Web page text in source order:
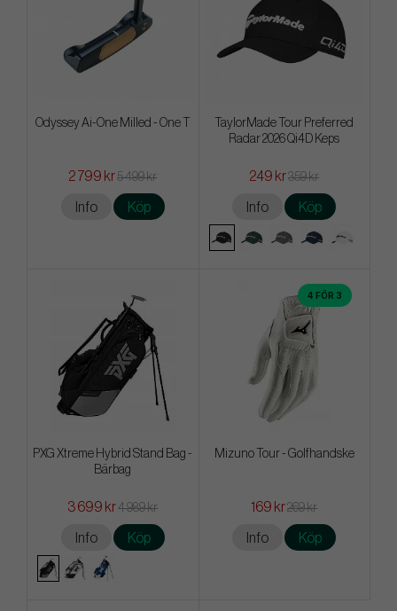
Odyssey Ai-One Milled - One T
2 799 kr5 499 kr
Info Köp
TaylorMade Tour Preferred
Radar 2026 Qi4D Keps
249 kr359 kr
Info Köp
PXG Xtreme Hybrid Stand Bag -
Bärbag
3 699 kr4 989 kr
Info Köp
4 FÖR 3
Mizuno Tour - Golfhandske
169 kr269 kr
Info Köp